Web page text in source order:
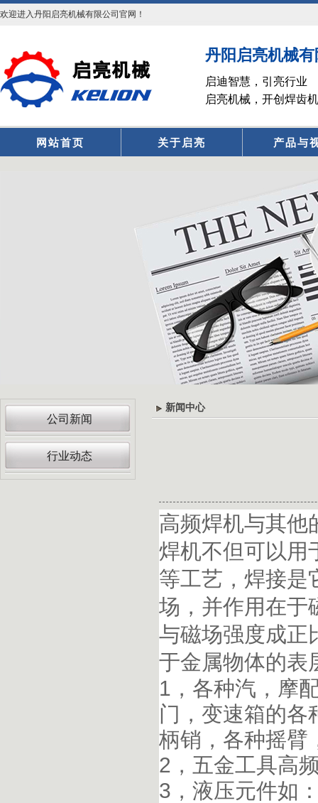
欢迎进入丹阳启亮机械有限公司官网！
丹阳启亮机械
启迪智慧，引亮行业
启亮机械，开创焊齿
网站首页 关于启亮 产品与
公司新闻
行业动态
新闻中心
高频焊机与其他
焊机不但可以用
等工艺，焊接是
场，并作用在于
与磁场强度成正
于金属物体的表
1，各种汽，摩
门，变速箱的各
柄销，各种摇臂
2，五金工具高
3，液压元件如